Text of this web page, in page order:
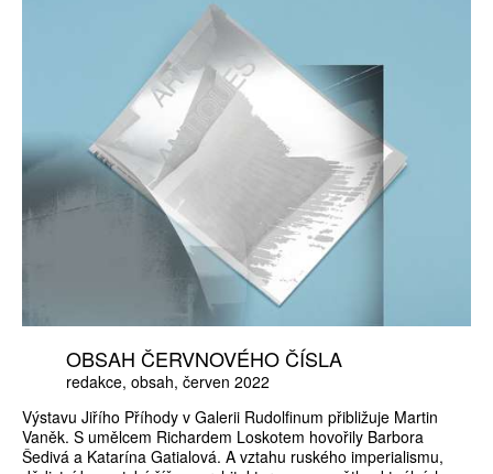
OBSAH ČERVNOVÉHO ČÍSLA
redakce obsah červen 2022
Výstavu Jiřího Příhody v Galerii Rudolfinum přibližuje Martin
Vaněk. S umělcem Richardem Loskotem hovořily Barbora
Šedivá a Katarína Gatialová. A vztahu ruského imperialismu,